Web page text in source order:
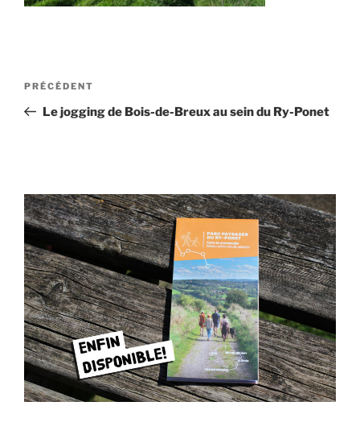
Navigation
l’article
Article
précédent
PRÉCÉDENT
Le jogging de Bois-de-Breux au sein du Ry-Ponet